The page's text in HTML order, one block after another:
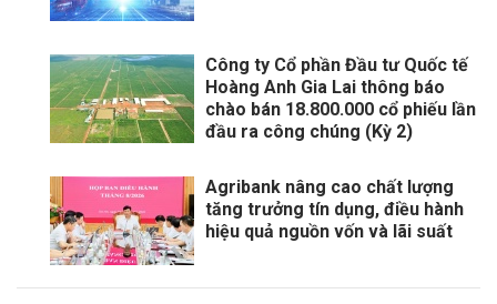
Công ty Cổ phần Đầu tư Quốc tế
Hoàng Anh Gia Lai thông báo
chào bán 18.800.000 cổ phiếu lần
đầu ra công chúng (Kỳ 2)
Agribank nâng cao chất lượng
tăng trưởng tín dụng, điều hành
hiệu quả nguồn vốn và lãi suất